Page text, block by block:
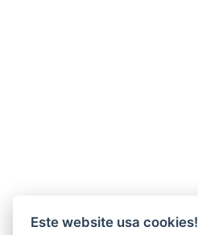
Este website usa cookies!